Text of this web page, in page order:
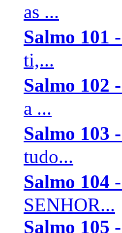
as ...
Salmo 101 -
ti,...
Salmo 102 -
a ...
Salmo 103 -
tudo...
Salmo 104 -
SENHOR...
Salmo 105 -